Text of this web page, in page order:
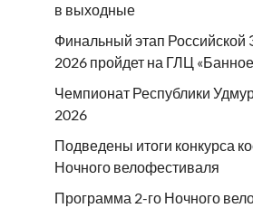
в выходные
Финальный этап
2026 пройдет на ГЛЦ
Чемпионат Республики
2026
Подведены итоги конкурса
Ночного велофестиваля
Программа 2-го Ночного